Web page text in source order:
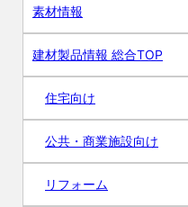
素材情報
建材製品情報 総合TOP
住宅向け
公共・商業施設向け
リフォーム